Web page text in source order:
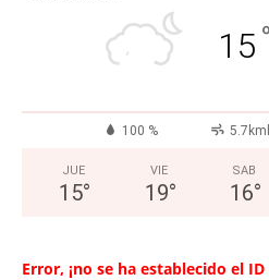
15 °
100 %
JUE
15°
VIE
19°
SAB
16°
Error, ¡no se ha establecido el